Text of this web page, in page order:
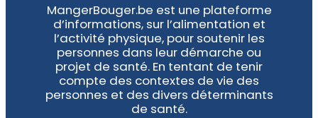
MangerBouger.be est une plateforme
d’informations, sur l’alimentation et
l’activité physique, pour soutenir les
personnes dans leur démarche ou
projet de santé. En tentant de tenir
compte des contextes de vie des
personnes et des divers déterminants
de santé.